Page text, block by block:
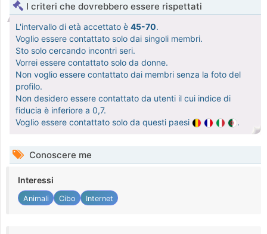
I criteri che dovrebbero essere rispettati
L'intervallo di età accettato è 45-70.
Voglio essere contattato solo dai singoli membri.
Sto solo cercando incontri seri.
Vorrei essere contattato solo da donne.
Non voglio essere contattato dai membri senza la foto del
profilo.
Non desidero essere contattato da utenti il cui indice di
fiducia è inferiore a 0,7.
Voglio essere contattato solo da questi paesi
.
Conoscere me
Interessi
Animali Cibo Internet